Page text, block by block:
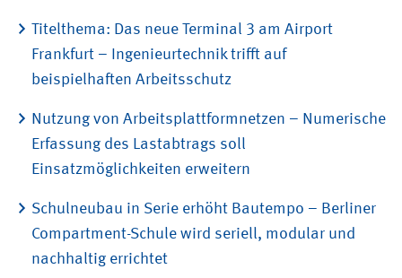
Titelthema: Das neue Terminal 3 am Airport
Frankfurt – Ingenieurtechnik trifft auf
beispielhaften Arbeitsschutz
Nutzung von Arbeitsplattformnetzen – Numerische
Erfassung des Lastabtrags soll
Einsatzmöglichkeiten erweitern
Schulneubau in Serie erhöht Bautempo – Berliner
Compartment-Schule wird seriell, modular und
nachhaltig errichtet